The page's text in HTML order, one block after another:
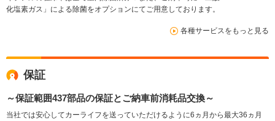
化塩素ガス」による除菌をオプションにてご用意しております。
各種サービスをもっと見る
保証
～保証範囲437部品の保証とご納車前消耗品交換～
当社では安心してカーライフを送っていただけるように6ヵ月から最大36ヵ月